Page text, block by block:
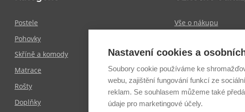
Postele
Pohovky
Skříně a komody
Matrace
Rošty
Doplňky
Vše o nákupu
Doprava a platba
Obchodní podmínky
Zpracování osobních
Informace o cookies
Nastavení cookies a
Soubory cookie používáme ke
webu, zajištění fungování funkcí ze
reklam. Se souhlasem můžeme také
údaje pro marketingové účely.